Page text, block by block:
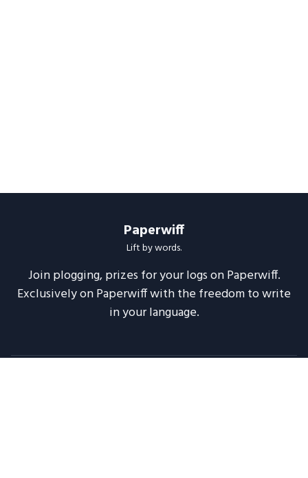
Paperwiff
Lift by words.
Join plogging, prizes for your logs on Paperwiff.
Exclusively on Paperwiff with the freedom to write
in your language.